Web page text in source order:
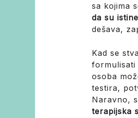
sa kojima
da su istine
dešava,
Kad se
formulisati
osoba
testira,
Naravno,
terapijska